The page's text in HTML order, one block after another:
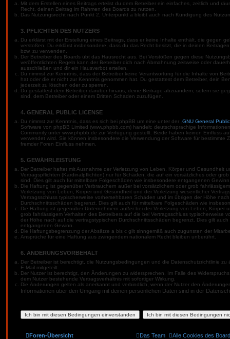
Mit dem Erstellen eines Beitrags erteilst du dem Betreiber ein einfaches, zeitlich und
Recht, deinen Beitrag im Rahmen des Boards zu nutzen.
Das Nutzungsrecht nach Punkt 2, Unterpunkt a bleibt auch nach Kündigung des
3. PFLICHTEN DES NUTZERS
Du erklärst mit der Erstellung eines Beitrags, dass er keine Inhalte enthält, die gegen
verstoßen. Du erklärst insbesondere, dass du das Recht besitzt, die in deinen
bzw. zu verwenden.
Der Betreiber des Boards übt das Hausrecht aus. Bei Verstößen gegen diese
veröffentlichten Regeln kann der Betreiber dich nach Abmahnung zeitweise oder
ausschließen und dir ein Hausverbot erteilen.
Du nimmst zur Kenntnis, dass der Betreiber keine Verantwortung für die Inhalte von
hat oder die er nicht zur Kenntnis genommen hat. Du gestattest dem Betreiber, dein
jederzeit zu löschen oder zu sperren.
Du gestattest dem Betreiber darüber hinaus, deine Beiträge abzuändern, sofern sie
sind, dem Betreiber oder einem Dritten Schaden zuzufügen.
4. GENERAL PUBLIC LICENSE
Du nimmst zur Kenntnis, dass es sich bei phpBB um eine unter der „ GNU General
Software von phpBB Limited (www.phpbb.com) handelt; deutschsprachige
Community unter www.phpbb.de zur Verfügung gestellt. Beide haben keinen Einfluss
verwendet wird. Sie können insbesondere die Verwendung der Software für bestimmte
fremder Foren Einfluss nehmen.
5. GEWÄHRLEISTUNG
Der Betreiber haftet mit Ausnahme der Verletzung von Leben, Körper und Gesundheit
Vertragspflichten (Kardinalpflichten) nur für Schäden, die auf ein vorsätzliches oder
sind. Dies gilt auch für mittelbare Folgeschäden wie insbesondere entgangenen
Die Haftung ist gegenüber Verbrauchern außer bei vorsätzlichem oder grob
Verletzung von Leben, Körper und Gesundheit und der Verletzung wesentlicher
Vertragsschluss typischerweise vorhersehbaren Schäden und im übrigen der Höhe
Durchschnittsschäden begrenzt. Dies gilt auch für mittelbare Folgeschäden wie
Die Haftung ist gegenüber Unternehmern außer bei der Verletzung von Leben, Körper
grob fahrlässigem Verhalten des Betreibers auf die bei Vertragsschluss typischerweise
der Höhe nach auf die vertragstypischen Durchschnittsschäden begrenzt. Dies gilt
entgangenen Gewinn.
Die Haftungsbegrenzung der Absätze a bis c gilt sinngemäß auch zugunsten der
Ansprüche für eine Haftung aus zwingendem nationalem Recht bleiben unberührt.
6. ÄNDERUNGSVORBEHALT
Der Betreiber ist berechtigt, die Nutzungsbedingungen und die Datenschutzrichtlinie zu
E-Mail mitgeteilt.
Der Nutzer ist berechtigt, den Änderungen zu widersprechen. Im Falle des
dem Nutzer bestehende Vertragsverhältnis mit sofortiger Wirkung.
Die Änderungen gelten als anerkannt und verbindlich, wenn der Nutzer den
Informationen über den Umgang mit deinen persönlichen Daten sind in der
Foren-Übersicht Alle Cookies des
Das Team